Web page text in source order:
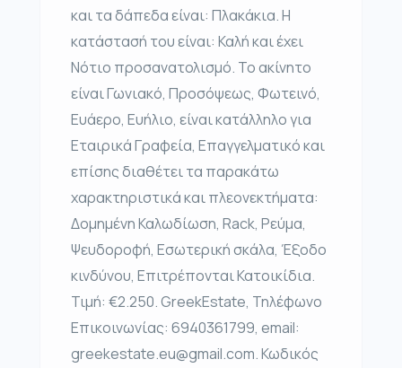
και τα δάπεδα είναι: Πλακάκια. Η
κατάστασή του είναι: Καλή και έχει
Νότιο προσανατολισμό. Το ακίνητο
είναι Γωνιακό, Προσόψεως, Φωτεινό,
Ευάερο, Ευήλιο, είναι κατάλληλο για
Εταιρικά Γραφεία, Επαγγελματικό και
επίσης διαθέτει τα παρακάτω
χαρακτηριστικά και πλεονεκτήματα:
Δομημένη Καλωδίωση, Rack, Ρεύμα,
Ψευδοροφή, Εσωτερική σκάλα, Έξοδο
κινδύνου, Επιτρέπονται Κατοικίδια.
Τιμή: €2.250. GreekEstate, Τηλέφωνο
Επικοινωνίας: 6940361799, email:
greekestate.eu@gmail.com. Κωδικός